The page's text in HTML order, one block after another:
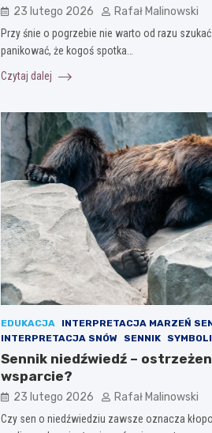
23 lutego 2026 Rafał Malinowski
Przy śnie o pogrzebie nie warto od razu
panikować, że kogoś spotka…
Czytaj dalej
EDUKACJA
INTERPRETACJA MARZEŃ
INTERPRETACJA SNÓW
SENNIK
Sennik niedźwiedź –
wsparcie?
23 lutego 2026 Rafał Malinowski
Czy sen o niedźwiedziu zawsze oznacza